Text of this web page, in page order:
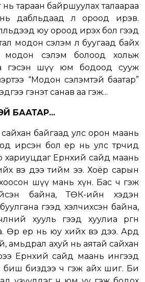
тараан байршуулах талаараа
дабльдаад л ороод ирэв.
юу ороод ирэх бол гээд
модон сэлэм л буугаад байх
сэлэм болоод хольж
гэсэн шүү юм бодоод сууж
“Модон сэлэмтэй баатар”
гэнэт санав аа гэж...
БААТАР...
байгаад улс орон маань
ирсэн бол ер нь улс төрчид
хариуцдаг Ерөнхий сайд маань
вэ дээ тийм ээ. Хоёр сарын
шүү мань хүн. Бас ч гэж
байна, ТӨК-ийн хэдэн
гээд хэлчихсэн байна,
хууль гээд хуулиа өргөн
Өөр ер нь юу хийх вэ дээ. Ард
амьдрал ахуй нь аятай сайхан
Ерөнхий сайд маань ингээд
биздээ ч гэж айх шиг. Би